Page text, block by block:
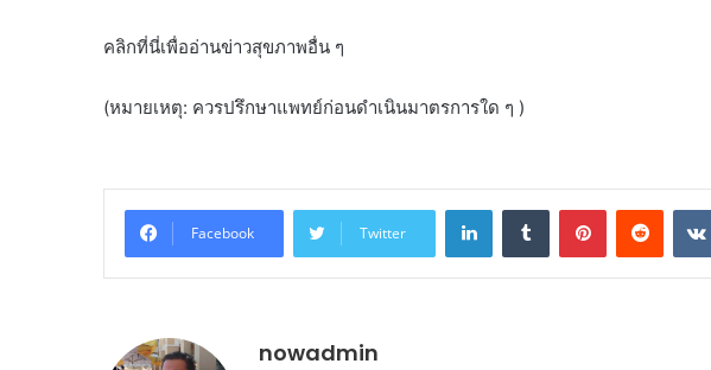
คลิกที่นี่เพื่ออ่านข่าวสุขภาพอื่น ๆ
(หมายเหตุ: ควรปรึกษาแพทย์ก่อนดำเนินมาตรการใด ๆ )
Facebook Twitter
LinkedInTumblr PinterestReddit
nowadmin